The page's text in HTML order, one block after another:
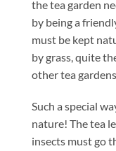
the tea garden
by being a
must be kept
by grass, quite
other tea gardens.
Such a special
nature! The tea
insects must go